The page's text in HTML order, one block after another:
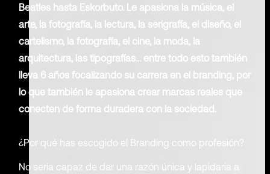
Beatles hasta Eskorbuto. Le apasiona la música, el
arte, la fotografía, la lectura, la serigrafía, el diseño, el
cartelismo, la fotografía, el cine, la moda, la
arquitectura, las tipografías… entre todo esto también
lleva 6 años focalizando su carrera en el branding, por
lo que también le apasiona crear marcas reales que
conecten de forma duradera con la sociedad.
¿Por qué has escogido el Branding como profesión?
No sería capaz de dar una razón única y lapidaria a